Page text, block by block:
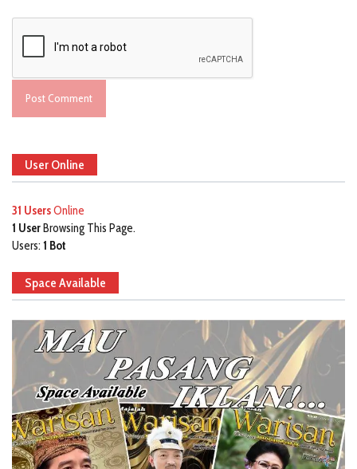
User Online
31 UsersOnline
1 UserBrowsing This Page.
Users: 1 Bot
Space Available